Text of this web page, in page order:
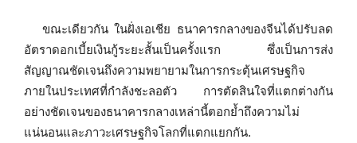
ขณะเดียวกัน ในฝั่งเอเชีย ธนาคารกลางของจีนได้ปรับลด
อัตราดอกเบี้ยเงินกู้ระยะสั้นเป็นครั้งแรก ซึ่งเป็นการส่ง
สัญญาณชัดเจนถึงความพยายามในการกระตุ้นเศรษฐกิจ
ภายในประเทศที่กำลังชะลอตัว การตัดสินใจที่แตกต่างกัน
อย่างชัดเจนของธนาคารกลางเหล่านี้ตอกย้ำถึงความไม่
แน่นอนและภาวะเศรษฐกิจโลกที่แตกแยกกัน.